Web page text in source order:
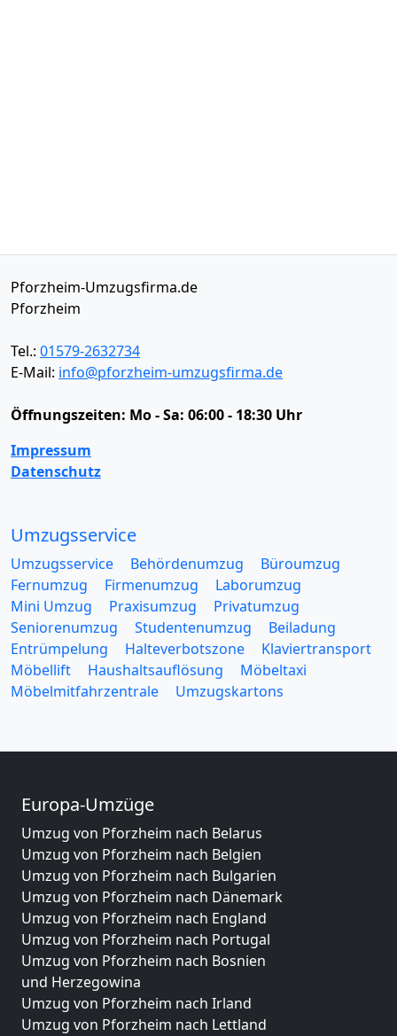
Pforzheim-Umzugsfirma.de
Pforzheim
Tel.: 01579-2632734
E-Mail: info@pforzheim-umzugsfirma.de
Öffnungszeiten: Mo - Sa: 06:00 - 18:30 Uhr
Impressum
Datenschutz
Umzugsservice
Umzugsservice Behördenumzug
Büroumzug
Fernumzug
Firmenumzug
Laborumzug
Mini Umzug
Praxisumzug
Privatumzug
Seniorenumzug
Studentenumzug
Beiladung
Entrümpelung
Halteverbotszone
Klaviertransport
Möbellift
Haushaltsauflösung
Möbeltaxi
Möbelmitfahrzentrale
Umzugskartons
Europa-Umzüge
Umzug von Pforzheim nach Belarus
Umzug von Pforzheim nach Belgien
Umzug von Pforzheim nach Bulgarien
Umzug von Pforzheim nach Dänemark
Umzug von Pforzheim nach England
Umzug von Pforzheim nach Portugal
Umzug von Pforzheim nach Bosnien
und Herzegowina
Umzug von Pforzheim nach Irland
Umzug von Pforzheim nach Lettland